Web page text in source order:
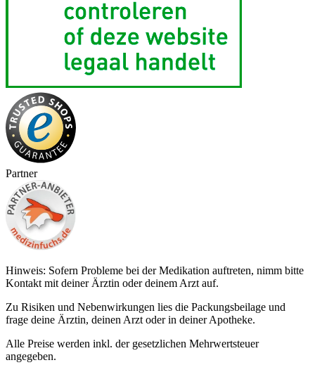
Partner
Hinweis: Sofern Probleme bei der Medikation auftreten, nimm bitte
Kontakt mit deiner Ärztin oder deinem Arzt auf.
Zu Risiken und Nebenwirkungen lies die Packungsbeilage und
frage deine Ärztin, deinen Arzt oder in deiner Apotheke.
Alle Preise werden inkl. der gesetzlichen Mehrwertsteuer
angegeben.